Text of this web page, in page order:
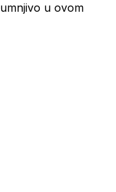
u ovom